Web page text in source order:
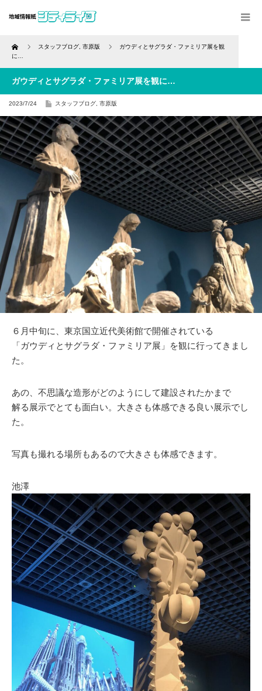
Home スタッフブログ 市原版
ガウディとサグラダ・ファミリア展を観
に…
ガウディとサグラダ・ファミリア展を観に…
2023/7/24 スタッフブログ 市原版
６月中旬に、東京国立近代美術館で開催されている
「ガウディとサグラダ・ファミリア展」を観に行ってきまし
た。
あの、不思議な造形がどのようにして建設されたかまで
解る展示でとても面白い。大きさも体感できる良い展示でし
た。
写真も撮れる場所もあるので大きさも体感できます。
池澤